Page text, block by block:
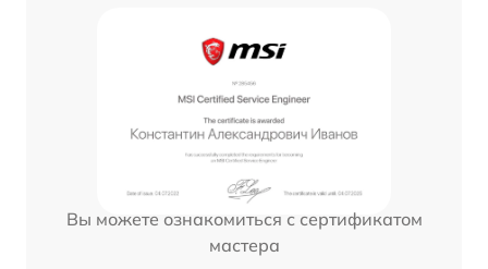
Вы можете ознакомиться с сертификатом
мастера